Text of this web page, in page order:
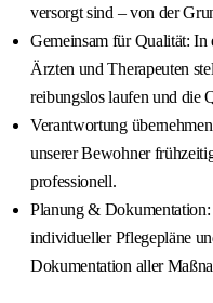
versorgt sind – von der
Gemeinsam für Qualität:
Ärzten und Therapeuten
reibungslos laufen und die
Verantwortung
unserer Bewohner
professionell.
Planung &
individueller Pflegepläne
Dokumentation aller